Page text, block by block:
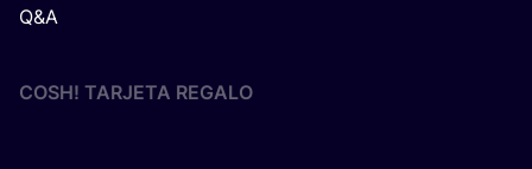
Q&A
COSH! TARJETA REGALO